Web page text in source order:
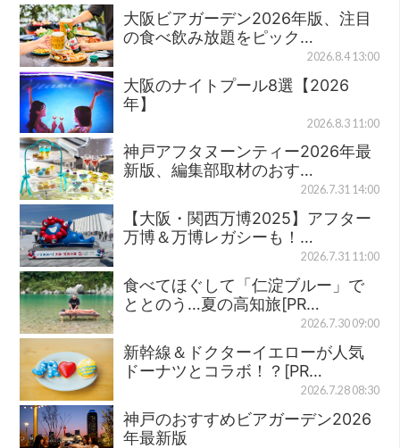
大阪ビアガーデン2026年版、注目
の食べ飲み放題をピック…
2026.8.4 13:00
大阪のナイトプール8選【2026
年】
2026.8.3 11:00
神戸アフタヌーンティー2026年最
新版、編集部取材のおす…
2026.7.31 14:00
【大阪・関西万博2025】アフター
万博＆万博レガシーも！…
2026.7.31 11:00
食べてほぐして「仁淀ブルー」で
ととのう…夏の高知旅[PR…
2026.7.30 09:00
新幹線＆ドクターイエローが人気
ドーナツとコラボ！？[PR…
2026.7.28 08:30
神戸のおすすめビアガーデン2026
年最新版